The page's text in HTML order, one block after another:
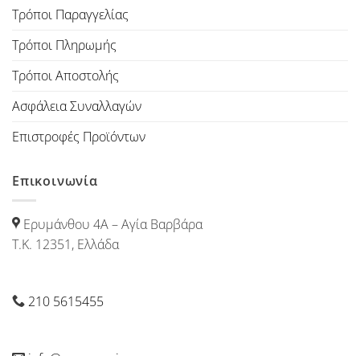
Τρόποι Παραγγελίας
Τρόποι Πληρωμής
Τρόποι Αποστολής
Ασφάλεια Συναλλαγών
Επιστροφές Προϊόντων
Επικοινωνία
Ερυμάνθου 4Α – Αγία Βαρβάρα
Τ.Κ. 12351, Ελλάδα
210 5615455